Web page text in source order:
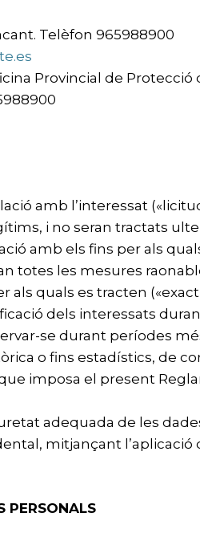
Telèfon 965988900
Provincial de Protecció
amb l’interessat
i no seran tractats
amb els fins per als
totes les mesures
als quals es tracten
dels interessats
se durant períodes
o fins estadístics, de
imposa el present
adequada de les
mitjançant
PERSONALS